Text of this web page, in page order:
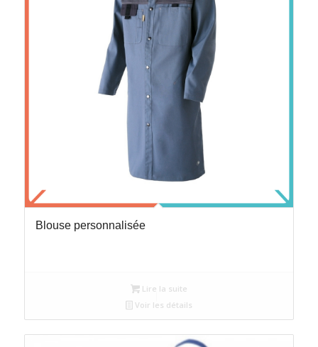
Blouse personnalisée
Lire la suite
Voir les détails